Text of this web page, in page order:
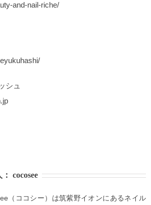
and-nail-riche/
シュ
cocosee
（ココシー）は筑紫野イオンにあるネイル